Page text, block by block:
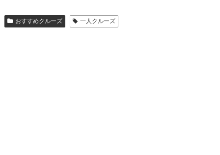
おすすめクルーズ 一人クルーズ